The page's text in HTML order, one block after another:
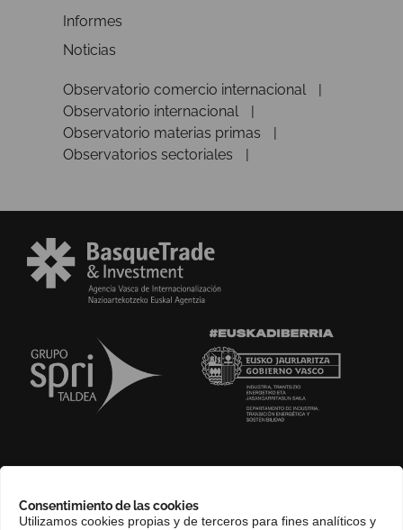
Consentimiento de las cookies
Utilizamos cookies propias y de terceros para fines analíticos y
Informes
Noticias
Observatorio comercio internacional
Observatorio internacional
Observatorio materias primas
Observatorios sectoriales
COMPLIANCE CHANNEL